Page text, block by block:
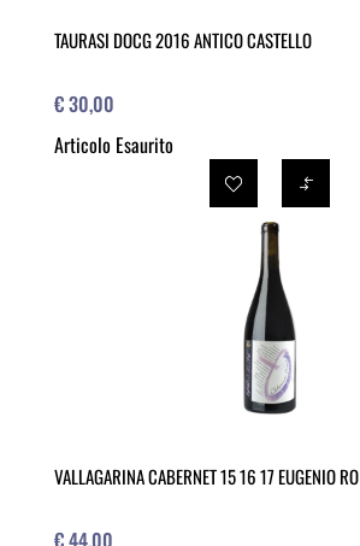
TAURASI DOCG 2016 ANTICO CASTELLO
€ 30,00
Articolo Esaurito
VALLAGARINA CABERNET 15 16 17 EUGENIO RO
€ 44,00